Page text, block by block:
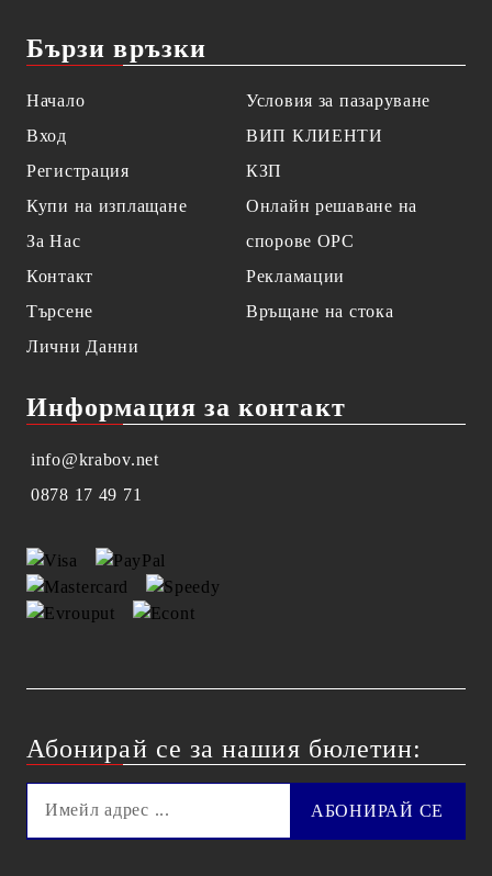
Бързи връзки
Начало
Вход
Регистрация
Купи на изплащане
За Нас
Контакт
Търсене
Лични Данни
Условия за пазаруване
ВИП КЛИЕНТИ
КЗП
Онлайн решаване на
спорове OPC
Рекламации
Връщане на стока
Информация за контакт
info@krabov.net
0878 17 49 71
Абонирай се за нашия бюлетин: